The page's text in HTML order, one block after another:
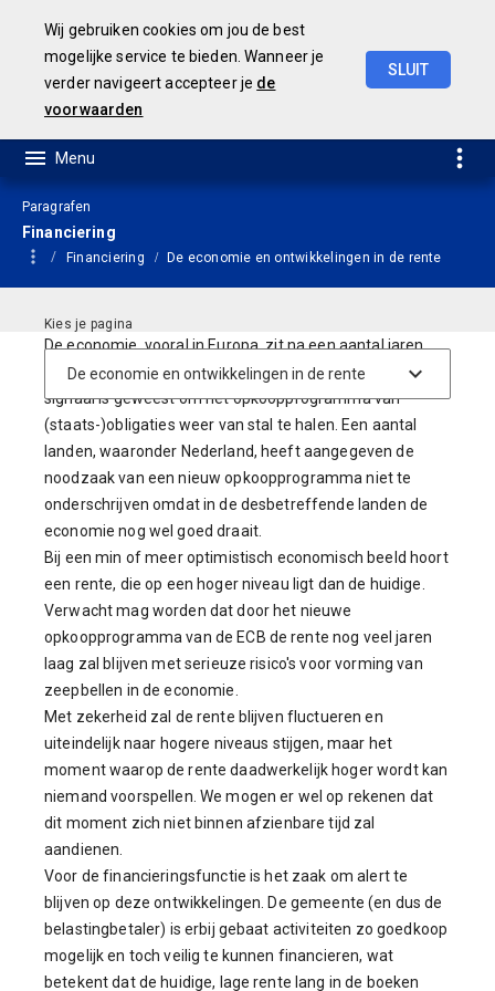
Paragrafen
Financiering
Financiering De economie en ontwikkelingen in de rente
De economie, vooral in Europa, zit na een aantal jaren
van voorspoed weer in een dip wat voor de ECB het
signaal is geweest om het opkoopprogramma van
(staats-)obligaties weer van stal te halen. Een aantal
landen, waaronder Nederland, heeft aangegeven de
noodzaak van een nieuw opkoopprogramma niet te
onderschrijven omdat in de desbetreffende landen de
economie nog wel goed draait.
Bij een min of meer optimistisch economisch beeld hoort
een rente, die op een hoger niveau ligt dan de huidige.
Verwacht mag worden dat door het nieuwe
opkoopprogramma van de ECB de rente nog veel jaren
laag zal blijven met serieuze risico's voor vorming van
zeepbellen in de economie.
Met zekerheid zal de rente blijven fluctueren en
uiteindelijk naar hogere niveaus stijgen, maar het
moment waarop de rente daadwerkelijk hoger wordt kan
niemand voorspellen. We mogen er wel op rekenen dat
dit moment zich niet binnen afzienbare tijd zal
aandienen.
Voor de financieringsfunctie is het zaak om alert te
blijven op deze ontwikkelingen. De gemeente (en dus de
belastingbetaler) is erbij gebaat activiteiten zo goedkoop
mogelijk en toch veilig te kunnen financieren, wat
betekent dat de huidige, lage rente lang in de boeken
Wij gebruiken cookies om jou de best
mogelijke service te bieden. Wanneer je
verder navigeert accepteer je de
voorwaarden
SLUIT